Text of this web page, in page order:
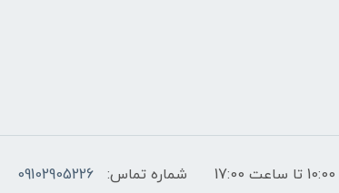
شماره تماس: 09102905226